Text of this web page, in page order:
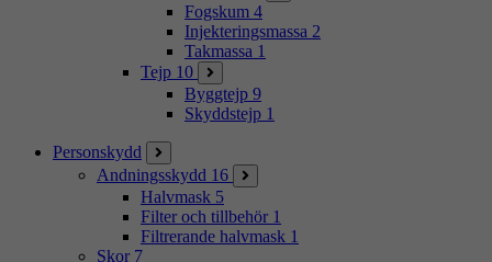
Fogskum 4
Injekteringsmassa 2
Takmassa 1
Tejp 10
Byggtejp 9
Skyddstejp 1
Personskydd
Andningsskydd 16
Halvmask 5
Filter och tillbehör 1
Filtrerande halvmask 1
Skor 7